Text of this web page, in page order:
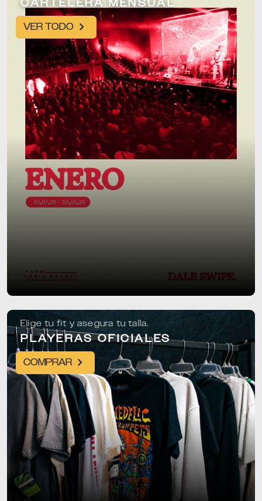
CARTELERA MENSUAL
VER TODO
Elige tu fit y asegura tu talla.
PLAYERAS OFICIALES
COMPRAR